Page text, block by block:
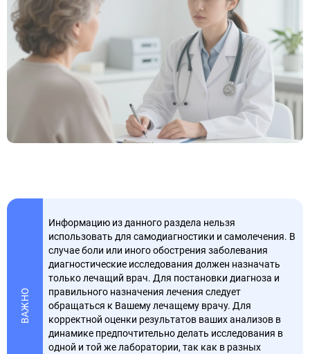
ВАЖНО
Информацию из данного раздела нельзя
использовать для самодиагностики и самолечения. В
случае боли или иного обострения заболевания
диагностические исследования должен назначать
только лечащий врач. Для постановки диагноза и
правильного назначения лечения следует
обращаться к Вашему лечащему врачу. Для
корректной оценки результатов ваших анализов в
динамике предпочтительно делать исследования в
одной и той же лаборатории, так как в разных